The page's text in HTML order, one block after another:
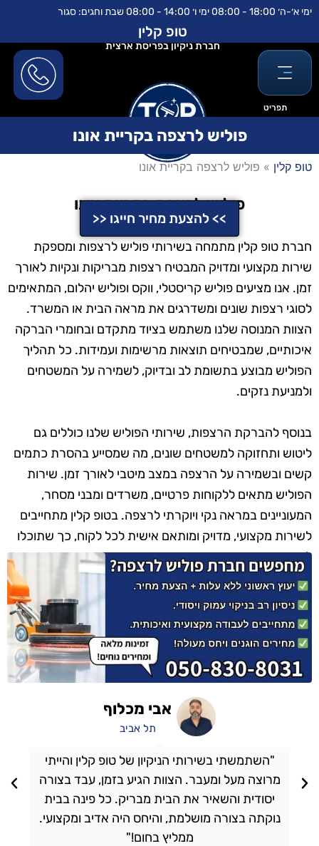
לתוכן
דילוג
ימי א׳-ה׳ 18:00 - 08:00 ימי ו׳ 14:00 - 08:00 שבת וחגים: סגור
תפריט
טופ קלין
חברת ניקיון בפריסת ארצית
פוליש לרצפה בקריית אונו
טופ קלין » פוליש לרצפה בקריית אונו
פוליש לרצפה בקריית אונו
>> להצעת מחיר חייגו <<
חברת טופ קלין מתמחה בשירותי פוליש לרצפות ומספקת
שירות מקצועי ומדויק המבטיח רצפות מבריקות ונקיות לאורך
זמן. אנו מציעים פוליש קריסטלי, ווקס ופוליש יהלום, המתאימים
לסוגי רצפות שונים ומשדרגים את מראה הבית או המשרד.
הצוות המנוסה שלנו משתמש בציוד מתקדם ובחומרי הברקה
איכותיים, שמבטיחים תוצאות מרשימות ועמידות. כל תהליך
הפוליש מבוצע בתשומת לב ובדיוק, לשמירה על המשטחים
ולמניעת נזקים.
בנוסף להברקת הרצפות, שירותי הפוליש שלנו כוללים גם
ליטוש ותחזוקה למשטחים שונים, מה שמסייע בהסרת כתמים
קשים ובשמירה על הרצפה במצב מיטבי לאורך זמן. שירות
הפוליש מתאים ללקוחות פרטיים, משרדים ומבני מסחר,
המעוניינים במראה נקי ויוקרתי לרצפה. בטופ קלין מתחייבים
לשירות מקצועי, מדויק ומותאם אישית לכל לקוח, כך שתוכלו
ליהנות מרצפות מבריקות ומטופחות.
"השתמשתי בשירותי הניקיון של טופ קלין והייתי
מרוצה מעל ומעבר. הצוות הגיע בזמן, עבד בצורה
יסודית והשאיר את הבית מבריק. כל פינה בבית
נוקתה בצורה מושלמת, והיחס היה אדיב ומקצועי.
ממליץ בחום!"
אבי מכלוף
תל אביב